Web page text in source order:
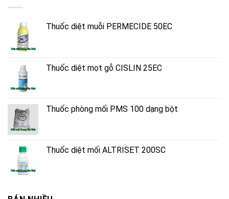
Thuốc diệt muỗi PERMECIDE 50EC
Thuốc diệt mọt gỗ CISLIN 25EC
Thuốc phòng mối PMS 100 dạng bột
Thuốc diệt mối ALTRISET 200SC